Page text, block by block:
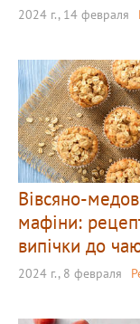
2024 г., 14 февраля
Вівсяно-
мафіни:
випічки до
2024 г., 8 февраля